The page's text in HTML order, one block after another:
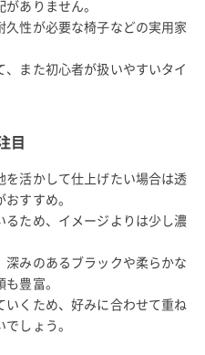
ありません。
性が必要な椅子などの実用家
また初心者が扱いやすいタイ
目
活かして仕上げたい場合は透
すすめ。
ため、イメージよりは少し濃
みのあるブラックや柔らかな
豊富。
くため、好みに合わせて重ね
しょう。